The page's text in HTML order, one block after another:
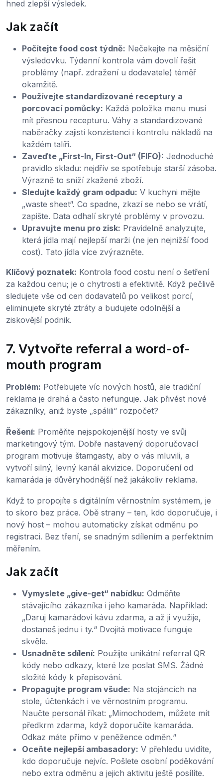
hned zlepší výsledek.
Jak začít
Počítejte food cost týdně: Nečekejte na měsíční
výsledovku. Týdenní kontrola vám dovolí řešit
problémy (např. zdražení u dodavatele) téměř
okamžitě.
Používejte standardizované receptury a
porcovací pomůcky: Každá položka menu musí
mít přesnou recepturu. Váhy a standardizované
naběračky zajistí konzistenci i kontrolu nákladů na
každém talíři.
Zaveďte „First-In, First-Out“ (FIFO): Jednoduché
pravidlo skladu: nejdřív se spotřebuje starší zásoba.
Výrazně to sníží zkažené zboží.
Sledujte každý gram odpadu: V kuchyni mějte
„waste sheet“. Co spadne, zkazí se nebo se vrátí,
zapište. Data odhalí skryté problémy v provozu.
Upravujte menu pro zisk: Pravidelně analyzujte,
která jídla mají nejlepší marži (ne jen nejnižší food
cost). Tato jídla více zvýrazněte.
Klíčový poznatek: Kontrola food costu není o šetření
za každou cenu; je o chytrosti a efektivitě. Když pečlivě
sledujete vše od cen dodavatelů po velikost porcí,
eliminujete skryté ztráty a budujete odolnější a
ziskovější podnik.
7. Vytvořte referral a word-of-
mouth program
Problém: Potřebujete víc nových hostů, ale tradiční
reklama je drahá a často nefunguje. Jak přivést nové
zákazníky, aniž byste „spálili“ rozpočet?
Řešení: Proměňte nejspokojenější hosty ve svůj
marketingový tým. Dobře nastavený doporučovací
program motivuje štamgasty, aby o vás mluvili, a
vytvoří silný, levný kanál akvizice. Doporučení od
kamaráda je důvěryhodnější než jakákoliv reklama.
Když to propojíte s digitálním věrnostním systémem, je
to skoro bez práce. Obě strany – ten, kdo doporučuje, i
nový host – mohou automaticky získat odměnu po
registraci. Bez tření, se snadným sdílením a perfektním
měřením.
Jak začít
Vymyslete „give-get“ nabídku: Odměňte
stávajícího zákazníka i jeho kamaráda. Například:
„Daruj kamarádovi kávu zdarma, a až ji využije,
dostaneš jednu i ty.“ Dvojitá motivace funguje
skvěle.
Usnadněte sdílení: Použijte unikátní referral QR
kódy nebo odkazy, které lze poslat SMS. Žádné
složité kódy k přepisování.
Propagujte program všude: Na stojáncích na
stole, účtenkách i ve věrnostním programu.
Naučte personál říkat: „Mimochodem, můžete mít
předkrm zdarma, když doporučíte kamaráda.
Odkaz máte přímo v peněžence odměn.“
Oceňte nejlepší ambasadory: V přehledu uvidíte,
kdo doporučuje nejvíc. Pošlete osobní poděkování
nebo extra odměnu a jejich aktivitu ještě posílíte.